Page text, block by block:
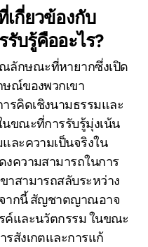
กี่ยวข้องกับ
บรู้คืออะไร?
กษณะที่หายากซึ่งเปิด
ษณ์ของพวกเขา
คิดเชิงนามธรรมและ
ขณะที่การรับรู้มุ่งเน้น
ละความเป็นจริงใน
ความสามารถในการ
าสามารถสลับระหว่าง
ากนี้ สัญชาตญาณอาจ
ค์และนวัตกรรม ในขณะ
รสังเกตและการแก้